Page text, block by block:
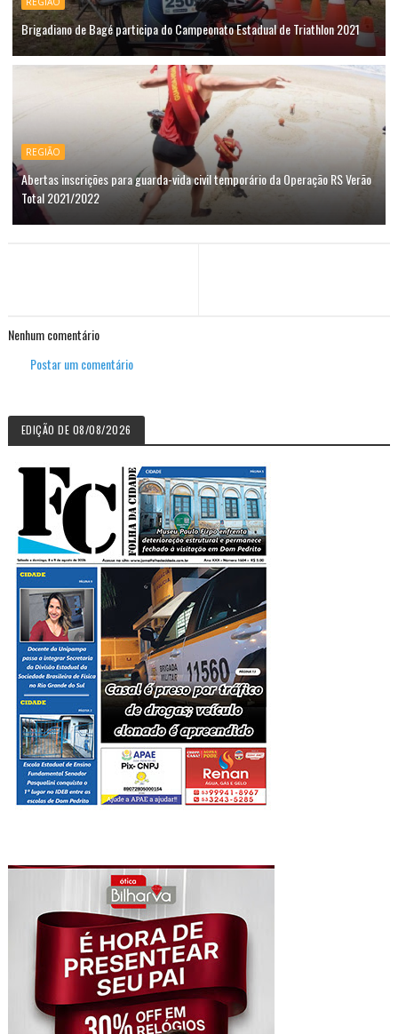
Brigadiano de Bagé participa do Campeonato Estadual de Triathlon 2021
REGIÃO
Abertas inscrições para guarda-vida civil temporário da Operação RS Verão
Total 2021/2022
Nenhum comentário
Postar um comentário
EDIÇÃO DE 08/08/2026